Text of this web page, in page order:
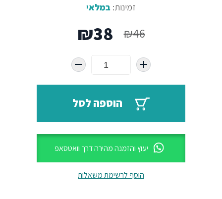
זמינות: במלאי
₪46
המחיר
המקורי
היה:
₪46.
₪38
הנוכחי
הוא:
₪38.הוספה לסל
יעוץ והזמנה מהירה דרך וואטסאפ
הוסף לרשימת משאלות